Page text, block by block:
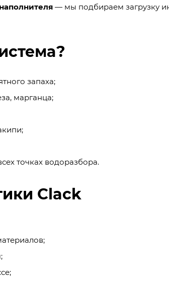
— мы подбираем загрузку
запаха;
марганца;
точках водоразбора.
Clack